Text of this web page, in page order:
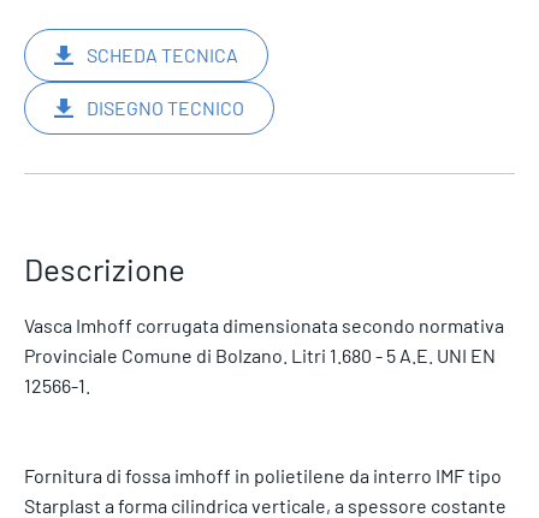
SCHEDA TECNICA
DISEGNO TECNICO
Descrizione
Vasca Imhoff corrugata dimensionata secondo normativa
Provinciale Comune di Bolzano. Litri 1.680 - 5 A.E. UNI EN
12566-1.
Fornitura di fossa imhoff in polietilene da interro IMF tipo
Starplast a forma cilindrica verticale, a spessore costante